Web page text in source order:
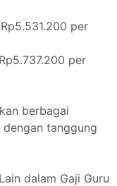
per
per
berbagai
tanggung
dalam Gaji Guru